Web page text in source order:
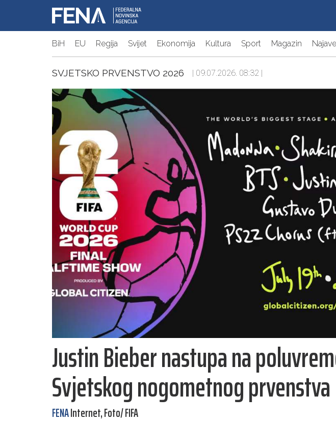
BiH EU Regija Svijet Ekonomija Kultura Sport Magazin Najave
SVJETSKO PRVENSTVO 2026 | 09.07.2026. 08:32 |
Justin Bieber nastupa na
Svjetskog nogometnog prvenstva
FENAInternet, Foto/ FIFA